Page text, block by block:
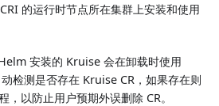
的运行时节点所在集群上安装和使用
安装的 Kruise 会在卸载时使用
检测是否存在 Kruise CR，如果存在则
以防止用户预期外误删除 CR。